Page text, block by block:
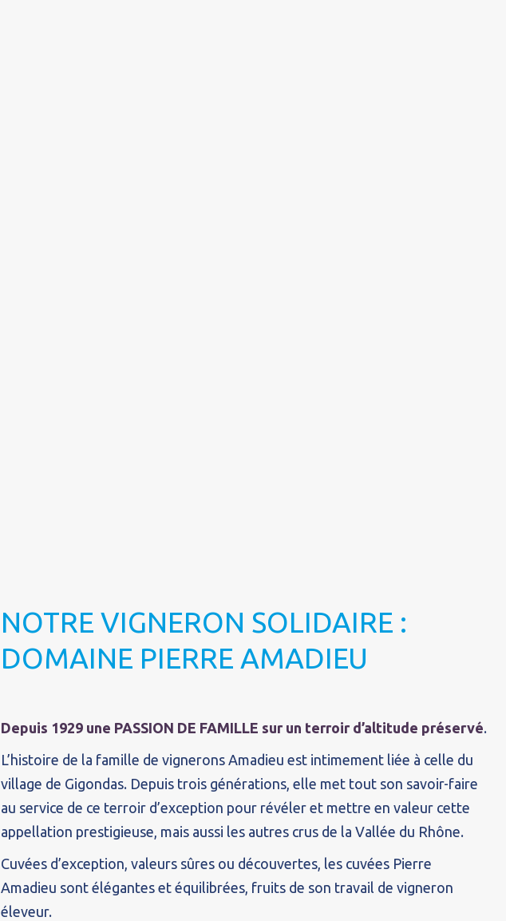
NOTRE VIGNERON SOLIDAIRE :
DOMAINE PIERRE AMADIEU
Depuis 1929 une PASSION DE FAMILLE sur un terroir d’altitude préservé.
L’histoire de la famille de vignerons Amadieu est intimement liée à celle du
village de Gigondas. Depuis trois générations, elle met tout son savoir-faire
au service de ce terroir d’exception pour révéler et mettre en valeur cette
appellation prestigieuse, mais aussi les autres crus de la Vallée du Rhône.
Cuvées d’exception, valeurs sûres ou découvertes, les cuvées Pierre
Amadieu sont élégantes et équilibrées, fruits de son travail de vigneron
éleveur.